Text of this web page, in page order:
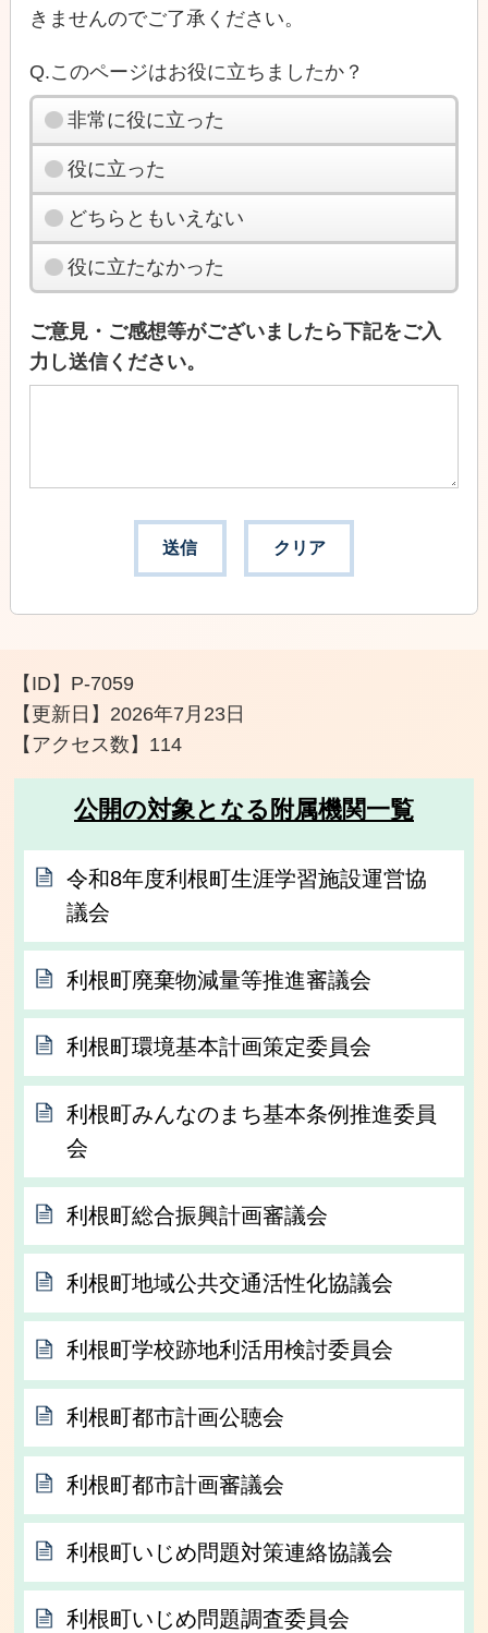
きませんのでご了承ください。
Q.このページはお役に立ちましたか？
非常に役に立った
役に立った
どちらともいえない
役に立たなかった
ご意見・ご感想等がございましたら下記をご入
力し送信ください。
【ID】 P-7059
【更新日】 2026年7月23日
【アクセス数】 114
公開の対象となる附属機関一覧
令和8年度利根町生涯学習施設運営協
議会
利根町廃棄物減量等推進審議会
利根町環境基本計画策定委員会
利根町みんなのまち基本条例推進委員
会
利根町総合振興計画審議会
利根町地域公共交通活性化協議会
利根町学校跡地利活用検討委員会
利根町都市計画公聴会
利根町都市計画審議会
利根町いじめ問題対策連絡協議会
利根町いじめ問題調査委員会